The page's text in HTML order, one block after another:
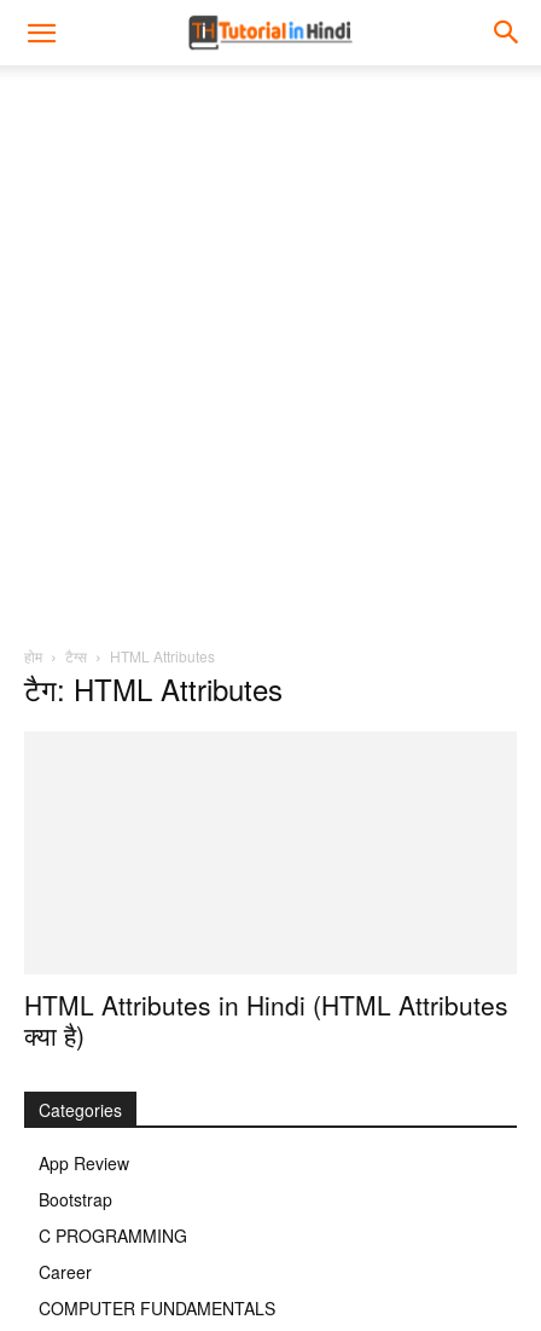
होम टैग्स HTML Attributes
टैग: HTML Attributes
HTML Attributes in Hindi (HTML Attributes
क्या है)
Categories
App Review
Bootstrap
C PROGRAMMING
Career
COMPUTER FUNDAMENTALS